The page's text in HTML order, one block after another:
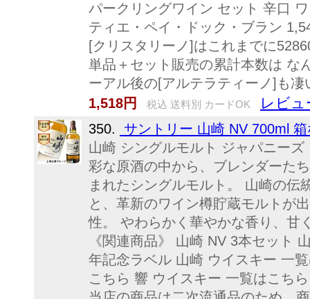
パークリングワイン セット 辛口
ティエ・ペイ・ドック・ブラン
[クリスタリーノ]はこれまでに
単品＋セット販売の累計本数は
ーアル後の[アルテラティーノ]も凄
1,518円
税込 送料別 カードOK レビュ
350.
サントリー 山崎 NV 700ml
山崎 シングルモルト ジャパニー
彩な原酒の中から、ブレンダーた
まれたシングルモルト。 山崎の伝
と、革新のワイン樽貯蔵モルトが
性。 やわらかく華やかな香り、甘
《関連商品》 山崎 NV 3本セット
年記念ラベル 山崎 ウイスキー 一
こちら 響 ウイスキー 一覧はこち